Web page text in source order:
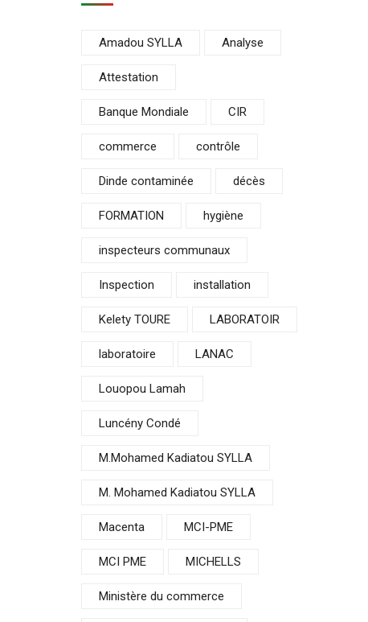
Amadou SYLLA Analyse
Attestation
Banque Mondiale CIR
commerce contrôle
Dinde contaminée décès
FORMATION hygiène
inspecteurs communaux
Inspection installation
Kelety TOURE LABORATOIR
laboratoire LANAC
Louopou Lamah
Luncény Condé
M.Mohamed Kadiatou SYLLA
M. Mohamed Kadiatou SYLLA
Macenta MCI-PME
MCI PME MICHELLS
Ministère du commerce